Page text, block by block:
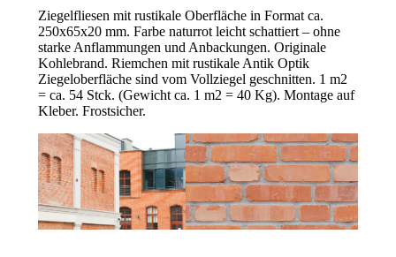
Ziegelfliesen mit rustikale Oberfläche in Format ca.
250x65x20 mm. Farbe naturrot leicht schattiert – ohne
starke Anflammungen und Anbackungen. Originale
Kohlebrand. Riemchen mit rustikale Antik Optik
Ziegeloberfläche sind vom Vollziegel geschnitten. 1 m2
= ca. 54 Stck. (Gewicht ca. 1 m2 = 40 Kg). Montage auf
Kleber. Frostsicher.